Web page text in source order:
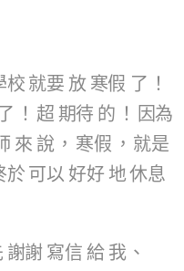
校 就要 放 寒假 了 ！
！ 超 期待 的 ！ 因為
來 說 ， 寒假 ， 就是
於 可以 好好 地休息
謝謝 寫信 給 我 、